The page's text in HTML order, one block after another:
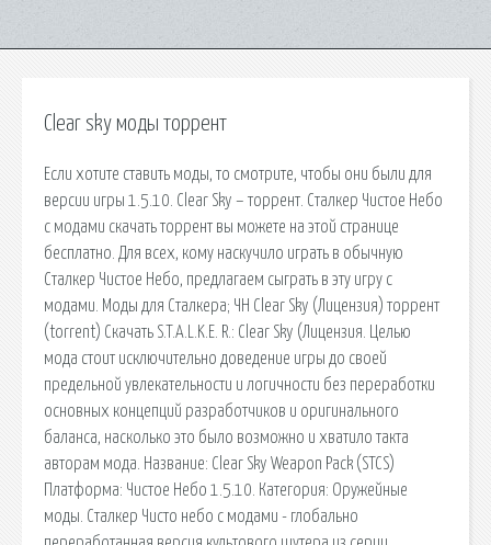
Clear sky моды торрент
Если хотите ставить моды, то смотрите, чтобы они были для
версии игры 1.5.10. Clear Sky – торрент. Сталкер Чистое Небо
с модами скачать торрент вы можете на этой странице
бесплатно. Для всех, кому наскучило играть в обычную
Сталкер Чистое Небо, предлагаем сыграть в эту игру с
модами. Моды для Сталкера; ЧН Clear Sky (Лицензия) торрент
(torrent) Скачать S.T.A.L.K.E. R.: Clear Sky (Лицензия. Целью
мода стоит исключительно доведение игры до своей
предельной увлекательности и логичности без переработки
основных концепций разработчиков и оригинального
баланса, насколько это было возможно и хватило такта
авторам мода. Название: Clear Sky Weapon Pack (STCS)
Платформа: Чистое Небо 1.5.10. Категория: Оружейные
моды. Сталкер Чисто небо с модами - глобально